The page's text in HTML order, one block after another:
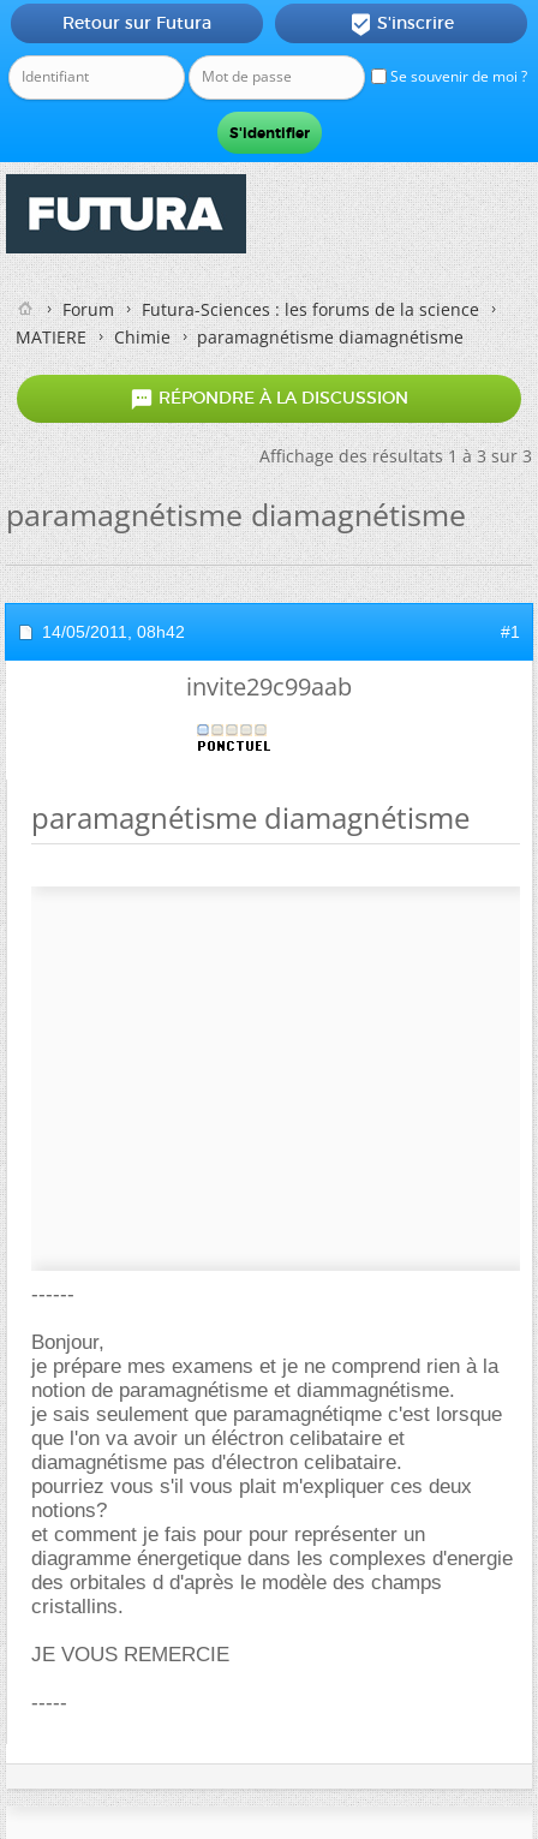
Se souvenir de moi ?
Retour sur Futura  S'inscrire
Forum
Futura-Sciences : les forums de la science
MATIERE
Chimie paramagnétisme diamagnétisme
 RÉPONDRE À LA DISCUSSION
Affichage des résultats 1 à 3 sur 3
paramagnétisme diamagnétisme
14/05/2011, 08h42 #1
invite29c99aab
paramagnétisme diamagnétisme
------
Bonjour,
je prépare mes examens et je ne comprend rien à la
notion de paramagnétisme et diammagnétisme.
je sais seulement que paramagnétiqme c'est lorsque
que l'on va avoir un éléctron celibataire et
diamagnétisme pas d'électron celibataire.
pourriez vous s'il vous plait m'expliquer ces deux
notions?
et comment je fais pour pour représenter un
diagramme énergetique dans les complexes d'energie
des orbitales d d'après le modèle des champs
cristallins.
JE VOUS REMERCIE
-----